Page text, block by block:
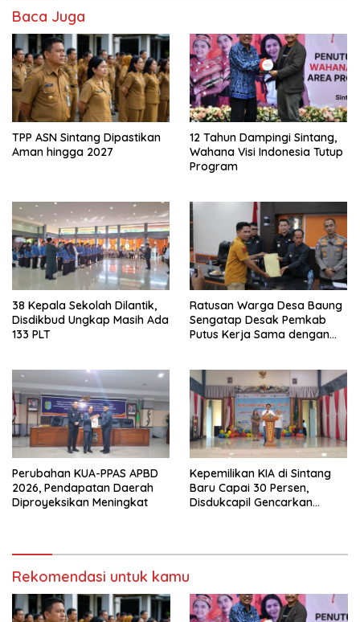
Baca Juga
TPP ASN Sintang Dipastikan
Aman hingga 2027
12 Tahun Dampingi Sintang,
Wahana Visi Indonesia Tutup
Program
38 Kepala Sekolah Dilantik,
Disdikbud Ungkap Masih Ada
133 PLT
Ratusan Warga Desa Baung
Sengatap Desak Pemkab
Putus Kerja Sama dengan
Perubahan KUA-PPAS APBD
2026, Pendapatan Daerah
Diproyeksikan Meningkat
Kepemilikan KIA di Sintang
Baru Capai 30 Persen,
Disdukcapil Gencarkan
Rekomendasi untuk kamu